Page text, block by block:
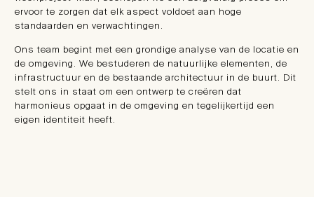
ervoor te zorgen dat elk aspect voldoet aan hoge
standaarden en verwachtingen.
Ons team begint met een grondige analyse van de locatie en
de omgeving. We bestuderen de natuurlijke elementen, de
infrastructuur en de bestaande architectuur in de buurt. Dit
stelt ons in staat om een ontwerp te creëren dat
harmonieus opgaat in de omgeving en tegelijkertijd een
eigen identiteit heeft.